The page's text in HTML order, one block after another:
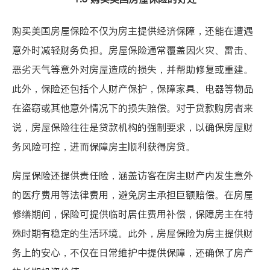
购买美国房屋保险不仅为房主提供经济保障，还能在遭遇
意外时减轻财务负担。房屋保险通常覆盖因火灾、雷击、
恶劣天气等意外对房屋造成的损失，并帮助修复或重建。
此外，保险还包括个人财产保护，保障家具、电器等物品
在盗窃或其他意外情况下的损失赔偿。对于贷款购房者来
说，房屋保险往往是贷款机构的强制要求，以确保房屋财
务风险可控，进而保障房主顺利获得房贷。
房屋保险还提供责任险，涵盖访客在房主财产内发生意外
的医疗费用等法律费用，避免房主承担巨额赔偿。在房屋
修缮期间，保险可提供临时居住费用补偿，保障房主在特
殊时期有稳定的生活环境。此外，房屋保险为房主提供财
务上的安心，不仅在日常维护中提供保障，还确保了房产